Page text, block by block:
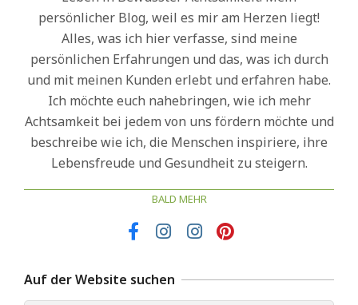
persönlicher Blog, weil es mir am Herzen liegt!
Alles, was ich hier verfasse, sind meine
persönlichen Erfahrungen und das, was ich durch
und mit meinen Kunden erlebt und erfahren habe.
Ich möchte euch nahebringen, wie ich mehr
Achtsamkeit bei jedem von uns fördern möchte und
beschreibe wie ich, die Menschen inspiriere, ihre
Lebensfreude und Gesundheit zu steigern.
BALD MEHR
Auf der Website suchen